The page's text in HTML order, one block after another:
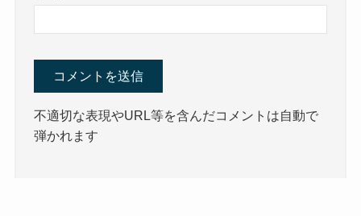
不適切な表現やURL等を含んだコメントは自動で
弾かれます